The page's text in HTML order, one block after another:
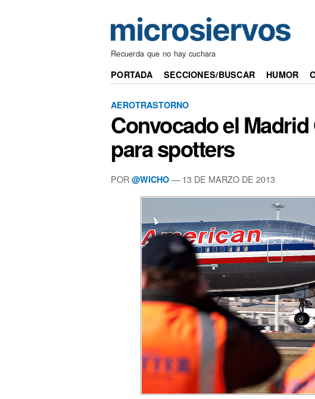
Recuerda que no hay cuchara
PORTADA SECCIONES/BUSCAR HUMOR
AEROTRASTORNO
Convocado el Madrid
para spotters
POR @WICHO — 13 DE MARZO DE 2013